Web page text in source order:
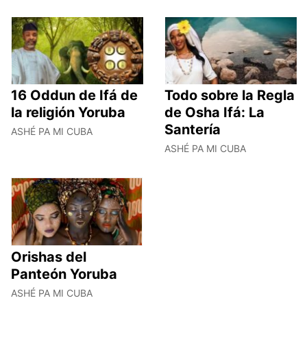
16 Oddun de Ifá de
la religión Yoruba
ASHÉ PA MI CUBA
Todo sobre la Regla
de Osha Ifá: La
Santería
ASHÉ PA MI CUBA
Orishas del
Panteón Yoruba
ASHÉ PA MI CUBA